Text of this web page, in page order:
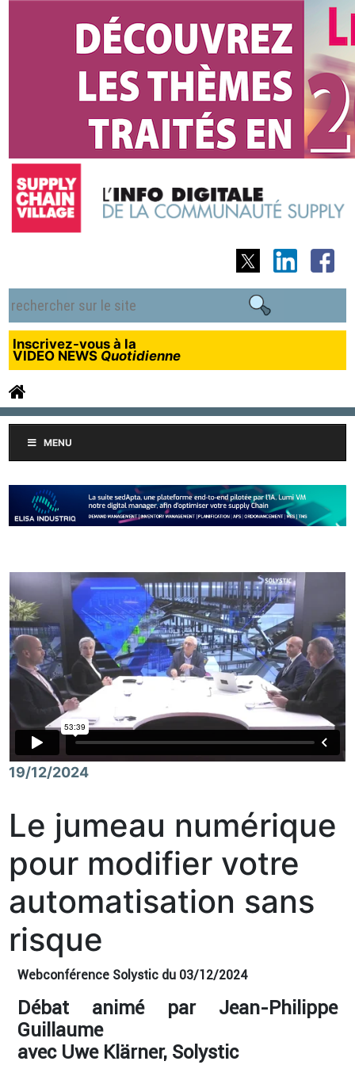
Inscrivez-vous à la
VIDEO NEWS Quotidienne
MENU
19/12/2024
Le jumeau numérique
pour modifier votre
automatisation sans
risque
Webconférence Solystic du 03/12/2024
Débat animé par Jean-Philippe
Guillaume
avec Uwe Klärner, Solystic